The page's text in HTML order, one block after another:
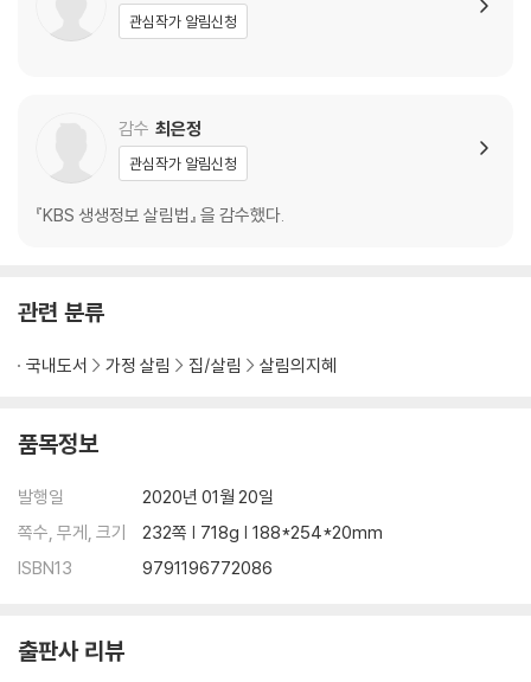
12. 고기 요리 빠르게 준비하기 065
13. 해산물 스피드 손질법 068
[2장] 돈을 절약하는 부자 살림법
1. 냉장 보관의 정석 082
2. 전자레인지 200% 활용법 086
5. 간단하게 새것처럼, 겨울 신발 관리법 100
6. 처치곤란 묵은 음식 맛있게 먹는 법 106
7. 똑소리 나는 냉장고 정리법 110
8. 알뜰살뜰 채소 오래 보관하는 법 115
10. 여러분 모두 부자 되세요! 126
12. 물건 수명 늘리는 법 133
13. 버리는 물건도 다시보자! 재활용 꿀팁 136
1. 주방용품 뽀득뽀득 살균 세척법 146
2. 코팅 조리도구가 우리집을 위협한다 154
관심작가 알림신청
감수 최은정
관심작가 알림신청
『KBS 생생정보 살림법』 을 감수했다.
관련 분류
국내도서 가정 살림 집/살림 살림의지혜
품목정보
발행일
2020년 01월 20일
쪽수, 무게, 크기
232쪽 | 718g | 188*254*20mm
ISBN13
9791196772086
출판사 리뷰